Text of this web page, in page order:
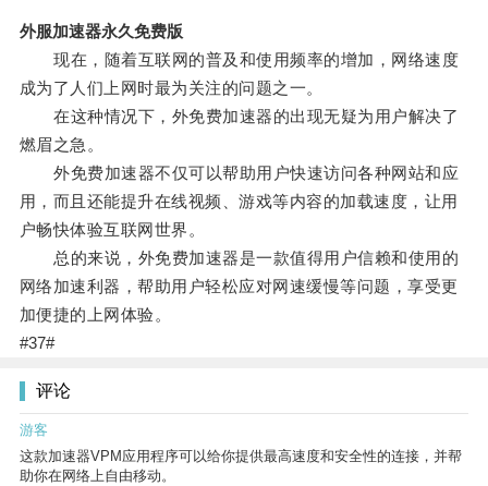
外服加速器永久免费版
现在，随着互联网的普及和使用频率的增加，网络速度
成为了人们上网时最为关注的问题之一。
在这种情况下，外免费加速器的出现无疑为用户解决了
燃眉之急。
外免费加速器不仅可以帮助用户快速访问各种网站和应
用，而且还能提升在线视频、游戏等内容的加载速度，让用
户畅快体验互联网世界。
总的来说，外免费加速器是一款值得用户信赖和使用的
网络加速利器，帮助用户轻松应对网速缓慢等问题，享受更
加便捷的上网体验。
#37#
评论
游客
这款加速器VPM应用程序可以给你提供最高速度和安全性的连接，并帮
助你在网络上自由移动。